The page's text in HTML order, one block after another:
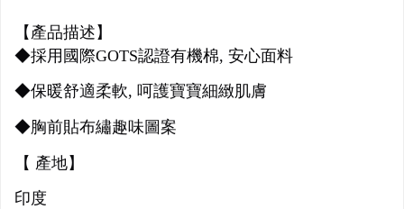
【產品描述】
◆採用國際GOTS認證有機棉, 安心面料
◆保暖舒適柔軟, 呵護寶寶細緻肌膚
◆胸前貼布繡趣味圖案
【 產地】
印度